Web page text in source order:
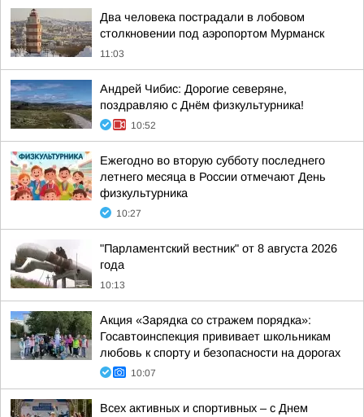
Два человека пострадали в лобовом
столкновении под аэропортом Мурманск
11:03
Андрей Чибис: Дорогие северяне,
поздравляю с Днём физкультурника!
10:52
Ежегодно во вторую субботу последнего
летнего месяца в России отмечают День
физкультурника
10:27
"Парламентский вестник" от 8 августа 2026
года
10:13
Акция «Зарядка со стражем порядка»:
Госавтоинспекция прививает школьникам
любовь к спорту и безопасности на дорогах
10:07
Всех активных и спортивных – с Днем